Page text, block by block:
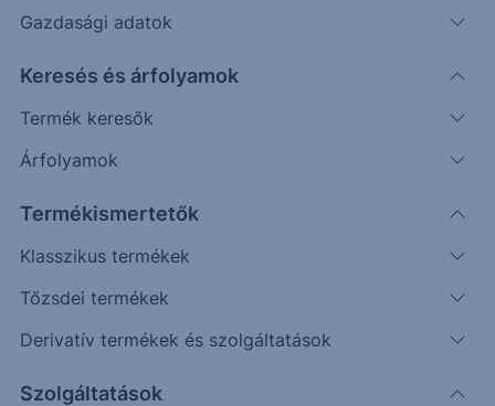
Gazdasági adatok
Keresés és árfolyamok
Termék keresők
Árfolyamok
Termékismertetők
Klasszikus termékek
Tőzsdei termékek
Derivatív termékek és szolgáltatások
Szolgáltatások
Előző záró:
1230
Certifikát kereső
Árfolyamértesítő rögzítése
További információk kérése
Erste Market Pro belépés